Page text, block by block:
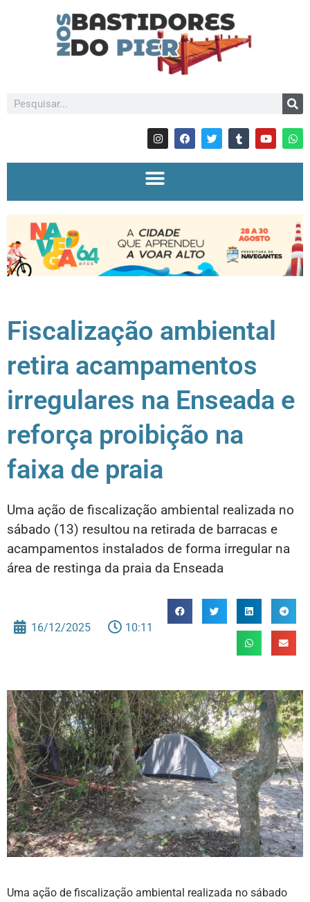
Fiscalização ambiental
retira acampamentos
irregulares na Enseada e
reforça proibição na
faixa de praia
Uma ação de fiscalização ambiental realizada no
sábado (13) resultou na retirada de barracas e
acampamentos instalados de forma irregular na
área de restinga da praia da Enseada
16/12/2025 10:11
Uma ação de fiscalização ambiental realizada no sábado